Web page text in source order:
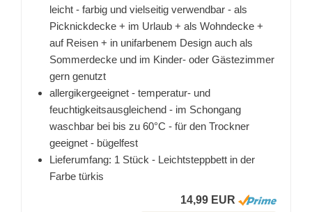
leicht - farbig und vielseitig verwendbar - als
Picknickdecke + im Urlaub + als Wohndecke +
auf Reisen + in unifarbenem Design auch als
Sommerdecke und im Kinder- oder Gästezimmer
gern genutzt
allergikergeeignet - temperatur- und
feuchtigkeitsausgleichend - im Schongang
waschbar bei bis zu 60°C - für den Trockner
geeignet - bügelfest
Lieferumfang: 1 Stück - Leichtsteppbett in der
Farbe türkis
14,99 EUR